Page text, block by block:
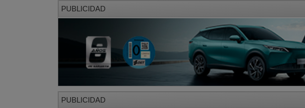
PUBLICIDAD
PUBLICIDAD